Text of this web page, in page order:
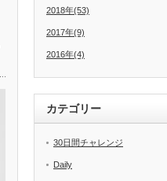
2018年(53)
2017年(9)
2016年(4)
カテゴリー
30日間チャレンジ
Daily